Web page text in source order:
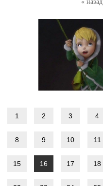
« назад
1 2 3 4
8 9 10 11
15 16 17 18